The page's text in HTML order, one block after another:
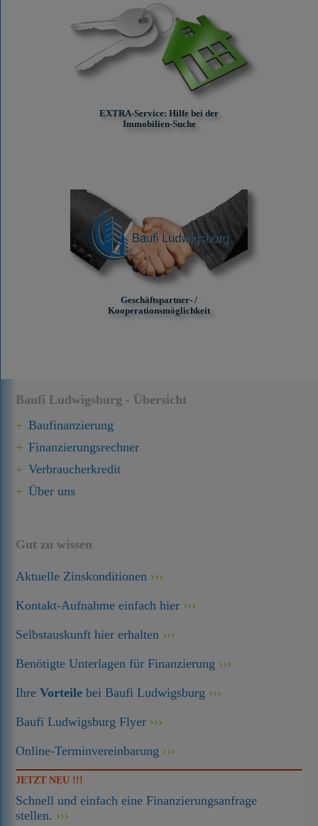
Baufi Ludwigsburg - Übersicht
Baufinanzierung
Finanzierungsrechner
Verbraucherkredit
Über uns
Gut zu wissen
Aktuelle Zinskonditionen
Kontakt-Aufnahme einfach hier
Selbstauskunft hier erhalten
Benötigte Unterlagen für Finanzierung
IhreVorteile bei Baufi Ludwigsburg
Baufi Ludwigsburg Flyer
Online-Terminvereinbarung
JETZT NEU !!!
Schnell und einfach eine Finanzierungsanfrage
stellen.
EXTRA-Service: Hilfe bei der
Immobilien-Suche
Geschäftspartner- /
Kooperationsmöglichkeit